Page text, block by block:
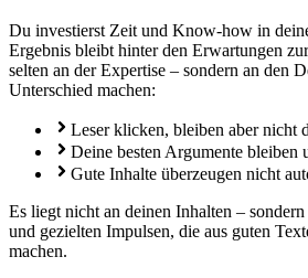
Du investierst Zeit und Know-how in
Ergebnis bleibt hinter den Erwartungen
selten an der Expertise – sondern an den
Unterschied machen:
Leser klicken, bleiben aber nicht
Deine besten Argumente bleiben
Gute Inhalte überzeugen nicht
Es liegt nicht an deinen Inhalten –
und gezielten Impulsen, die aus guten
machen.